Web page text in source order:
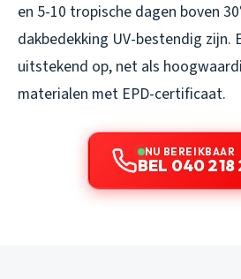
en 5-10 tropische dagen boven
dakbedekking UV-bestendig zijn.
uitstekend op, net als
materialen met EPD-certificaat.
NU BEREIKBAAR
BEL 040 218